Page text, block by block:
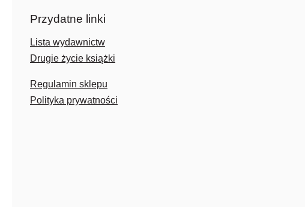
Przydatne linki
Lista wydawnictw
Drugie życie książki
Regulamin sklepu
Polityka prywatności